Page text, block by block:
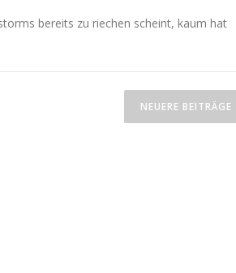
bereits zu riechen scheint, kaum hat
NEUERE BEITRÄGE